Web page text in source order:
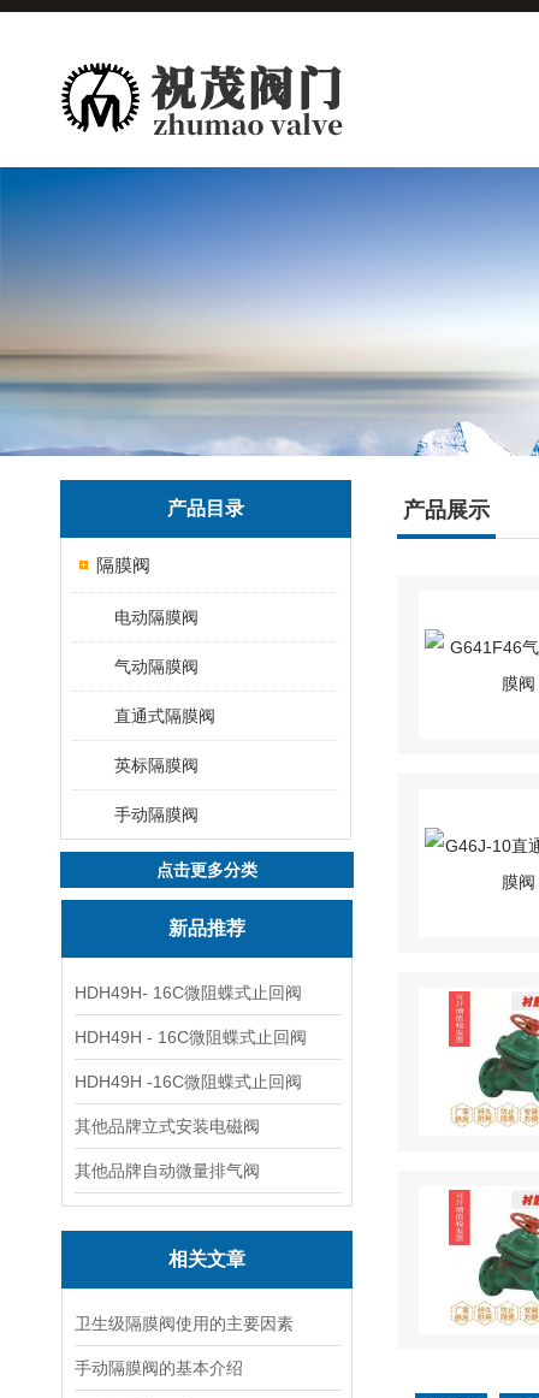
产品目录
隔膜阀
电动隔膜阀
气动隔膜阀
直通式隔膜阀
英标隔膜阀
手动隔膜阀
点击更多分类
新品推荐
HDH49H- 16C微阻蝶式止回阀
HDH49H - 16C微阻蝶式止回阀
HDH49H -16C微阻蝶式止回阀
其他品牌立式安装电磁阀
其他品牌自动微量排气阀
相关文章
卫生级隔膜阀使用的主要因素
手动隔膜阀的基本介绍
产品展示